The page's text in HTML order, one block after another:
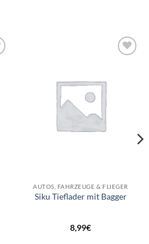
AUTOS, FAHRZEUGE & FLIEGER
Siku Tieflader mit Bagger
8,99€